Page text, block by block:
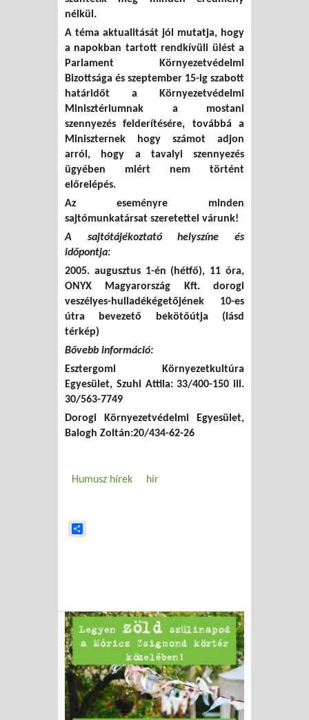
nélkül.
A téma aktualitását jól mutatja, hogy
a napokban tartott rendkívüli ülést a
Parlament Környezetvédelmi
Bizottsága és szeptember 15-ig szabott
határidőt a Környezetvédelmi
Minisztériumnak a mostani
szennyezés felderítésére, továbbá a
Miniszternek hogy számot adjon
arról, hogy a tavalyi szennyezés
ügyében miért nem történt
előrelépés.
Az eseményre minden
sajtómunkatársat szeretettel várunk!
A sajtótájékoztató helyszíne és
időpontja:
2005. augusztus 1-én (hétfő), 11 óra,
ONYX Magyarország Kft. dorogi
veszélyes-hulladékégetőjének 10-es
útra bevezető bekötőútja (lásd
térkép)
Bővebb információ:
Esztergomi Környezetkultúra
Egyesület, Szuhi Attila: 33/400-150 ill.
30/563-7749
Dorogi Környezetvédelmi Egyesület,
Balogh Zoltán:20/434-62-26
Humusz hírek hír